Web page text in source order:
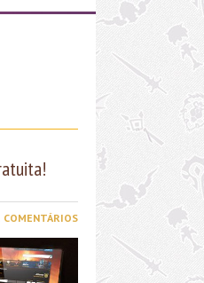
COMENTÁRIOS